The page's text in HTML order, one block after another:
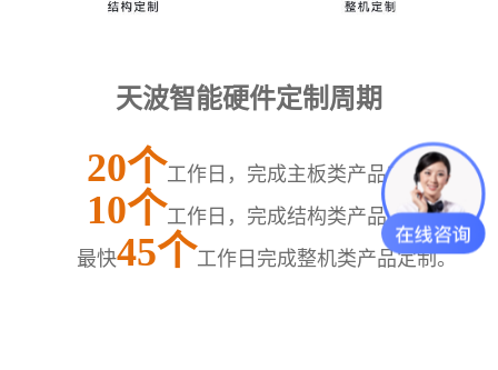
天波智能硬件定制周期
20个工作日，完成主板类产品定制；
10个工作日，完成结构类产品定制；
最快45个工作日完成整机类产品定制。